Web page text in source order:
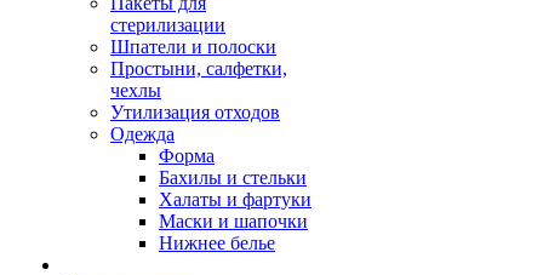
стерилизации
Шпатели и полоски
Простыни, салфетки,
чехлы
Утилизация отходов
Одежда
Форма
Бахилы и стельки
Халаты и фартуки
Маски и шапочки
Нижнее белье